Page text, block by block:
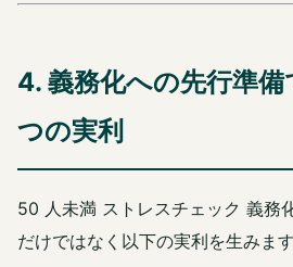
4. 義務化への先行準
つの実利
50 人未満 ストレスチェック 義務
だけではなく以下の実利を生みま